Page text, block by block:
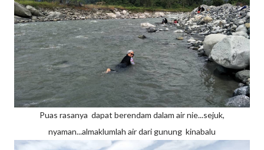
Puas rasanya dapat berendam dalam air nie...sejuk,
nyaman...almaklumlah air dari gunung kinabalu